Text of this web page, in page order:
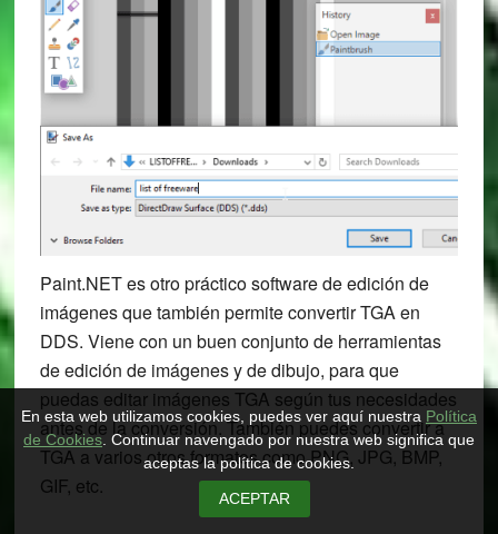
Paint.NET es otro práctico software de edición de
imágenes que también permite convertir TGA en
DDS. Viene con un buen conjunto de herramientas
de edición de imágenes y de dibujo, para que
puedas editar imágenes TGA según tus necesidades
antes de la conversión. También puedes convertir a
TGA a varios otros formatos como PNG, JPG, BMP,
GIF, etc.
En esta web utilizamos cookies, puedes ver aquí nuestra Política
de Cookies. Continuar navengado por nuestra web significa que
aceptas la política de cookies.
ACEPTAR